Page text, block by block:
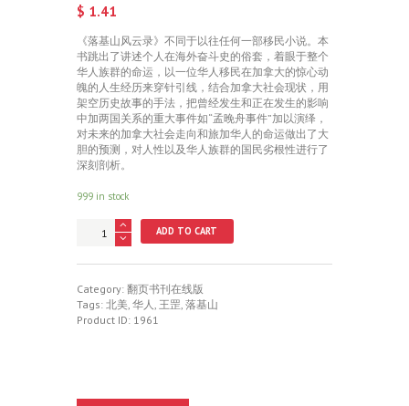
$ 1.41
《落基山风云录》不同于以往任何一部移民小说。本
书跳出了讲述个人在海外奋斗史的俗套，着眼于整个
华人族群的命运，以一位华人移民在加拿大的惊心动
魄的人生经历来穿针引线，结合加拿大社会现状，用
架空历史故事的手法，把曾经发生和正在发生的影响
中加两国关系的重大事件如“孟晚舟事件”加以演绎，
对未来的加拿大社会走向和旅加华人的命运做出了大
胆的预测，对人性以及华人族群的国民劣根性进行了
深刻剖析。
999 in stock
云
录
quantity
ADD TO CART
Category: 翻页书刊在线版
Tags: 北美 华人 王罡 落基山
Product ID: 1961